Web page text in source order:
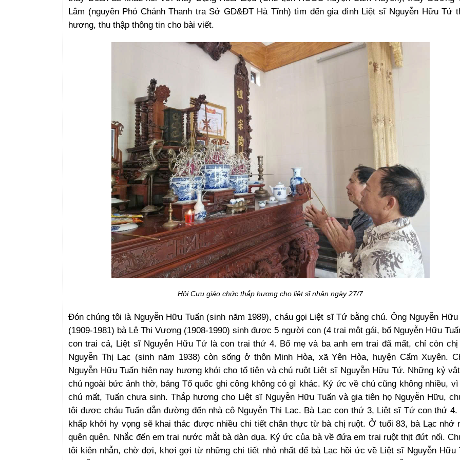
Lâm (nguyên Phó Chánh Thanh tra Sở GD&ĐT Hà Tĩnh) tìm đến gia đình Liệt sĩ Nguyễn Hữu Tứ
hương, thu thập thông tin cho bài viết.
Hội Cựu giáo chức thắp hương cho liệt sĩ nhân ngày 27/7
Đón chúng tôi là Nguyễn Hữu Tuấn (sinh năm 1989), cháu gọi Liệt sĩ Tứ bằng chú. Ông Nguyễn Hữu
(1909-1981) bà Lê Thị Vượng (1908-1990) sinh được 5 người con (4 trai một gái, bố Nguyễn Hữu
con trai cả, Liệt sĩ Nguyễn Hữu Tứ là con trai thứ 4. Bố mẹ và ba anh em trai đã mất, chỉ còn chị
Nguyễn Thị Lạc (sinh năm 1938) còn sống ở thôn Minh Hòa, xã Yên Hòa, huyện Cẩm Xuyên.
Nguyễn Hữu Tuấn hiện nay hương khói cho tổ tiên và chú ruột Liệt sĩ Nguyễn Hữu Tứ. Những kỷ
chú ngoài bức ảnh thờ, bảng Tổ quốc ghi công không có gì khác. Ký ức về chú cũng không nhiều,
chú mất, Tuấn chưa sinh. Thắp hương cho Liệt sĩ Nguyễn Hữu Tuấn và gia tiên họ Nguyễn Hữu,
tôi được cháu Tuấn dẫn đường đến nhà cô Nguyễn Thị Lạc. Bà Lạc con thứ 3, Liệt sĩ Tứ con thứ 4.
khấp khởi hy vọng sẽ khai thác được nhiều chi tiết chân thực từ bà chị ruột. Ở tuổi 83, bà Lạc nhớ
quên quên. Nhắc đến em trai nước mắt bà dàn dụa. Ký ức của bà về đứa em trai ruột thịt đứt nối.
tôi kiên nhẫn, chờ đợi, khơi gợi từ những chi tiết nhỏ nhất để bà Lạc hồi ức về Liệt sĩ Nguyễn Hữu